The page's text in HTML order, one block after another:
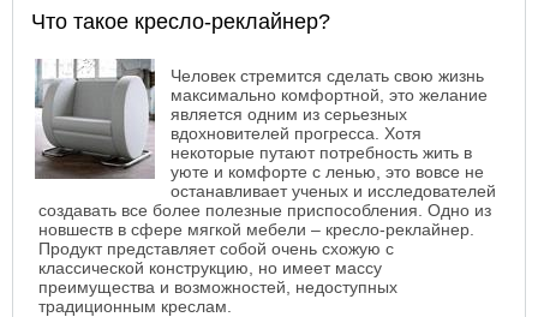
Что такое кресло-реклайнер?
Человек стремится сделать свою жизнь
максимально комфортной, это желание
является одним из серьезных
вдохновителей прогресса. Хотя
некоторые путают потребность жить в
уюте и комфорте с ленью, это вовсе не
останавливает ученых и исследователей
создавать все более полезные приспособления. Одно из
новшеств в сфере мягкой мебели – кресло-реклайнер.
Продукт представляет собой очень схожую с
классической конструкцию, но имеет массу
преимущества и возможностей, недоступных
традиционным креслам.